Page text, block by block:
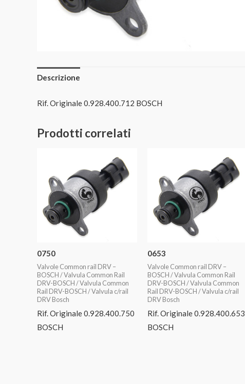
Descrizione
Rif. Originale 0.928.400.712 BOSCH
Prodotti correlati
0750
Valvole Common rail DRV –
BOSCH / Valvula Common Rail
DRV-BOSCH / Valvula Common
Rail DRV-BOSCH / Valvula c/rail
DRV Bosch
Rif. Originale 0.928.400.750
BOSCH
0653
Valvole Common rail DRV –
BOSCH / Valvula Common Rail
DRV-BOSCH / Valvula Common
Rail DRV-BOSCH / Valvula c/rail
DRV Bosch
Rif. Originale 0.928.400.653
BOSCH